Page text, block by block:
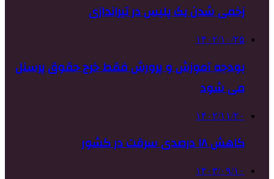
زخمی شدن یک پلیس در تیراندازی
۱۴۰۲/۱۰/۲۵
بودجه آموزش و پرورش فقط خرج حقوق پرسنل
می شود
۱۴۰۲/۱۱/۲۰
کاهش ۱۸ درصدی سرقت در کشور
۱۴۰۳/۰۹/۱۰